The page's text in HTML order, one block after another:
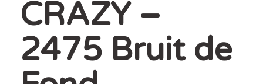
CRAZY –
2475 Bruit de